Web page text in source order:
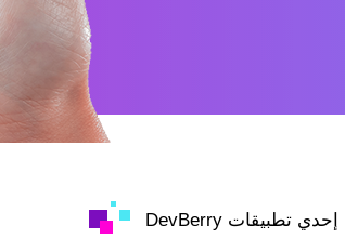
إحدي تطبيقات DevBerry